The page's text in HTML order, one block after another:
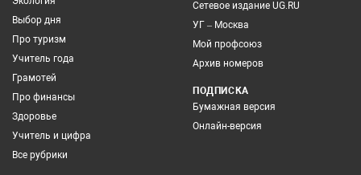
Выбор дня
Про туризм
Учитель года
Грамотей
Про финансы
Здоровье
Учитель и цифра
Все рубрики
Сетевое издание UG.RU
УГ – Москва
Мой профсоюз
Архив номеров
ПОДПИСКА
Бумажная версия
Онлайн-версия